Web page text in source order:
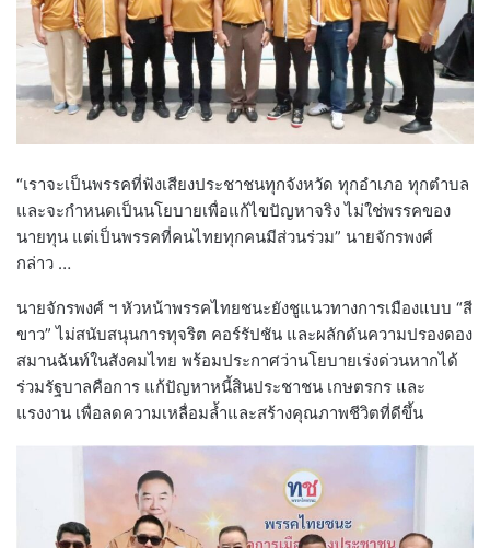
“เราจะเป็นพรรคที่ฟังเสียงประชาชนทุกจังหวัด ทุกอำเภอ ทุกตำบล
และจะกำหนดเป็นนโยบายเพื่อแก้ไขปัญหาจริง ไม่ใช่พรรคของ
นายทุน แต่เป็นพรรคที่คนไทยทุกคนมีส่วนร่วม” นายจักรพงศ์
กล่าว …
นายจักรพงศ์ ฯ หัวหน้าพรรคไทยชนะยังชูแนวทางการเมืองแบบ “สี
ขาว” ไม่สนับสนุนการทุจริต คอร์รัปชัน และผลักดันความปรองดอง
สมานฉันท์ในสังคมไทย พร้อมประกาศว่านโยบายเร่งด่วนหากได้
ร่วมรัฐบาลคือการ แก้ปัญหาหนี้สินประชาชน เกษตรกร และ
แรงงาน เพื่อลดความเหลื่อมล้ำและสร้างคุณภาพชีวิตที่ดีขึ้น